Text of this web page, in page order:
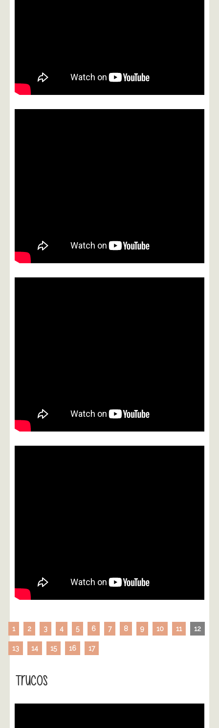
1 2 3 4 5 6 7 8 9 10 11 12
13 14 15 16 17
Trucos